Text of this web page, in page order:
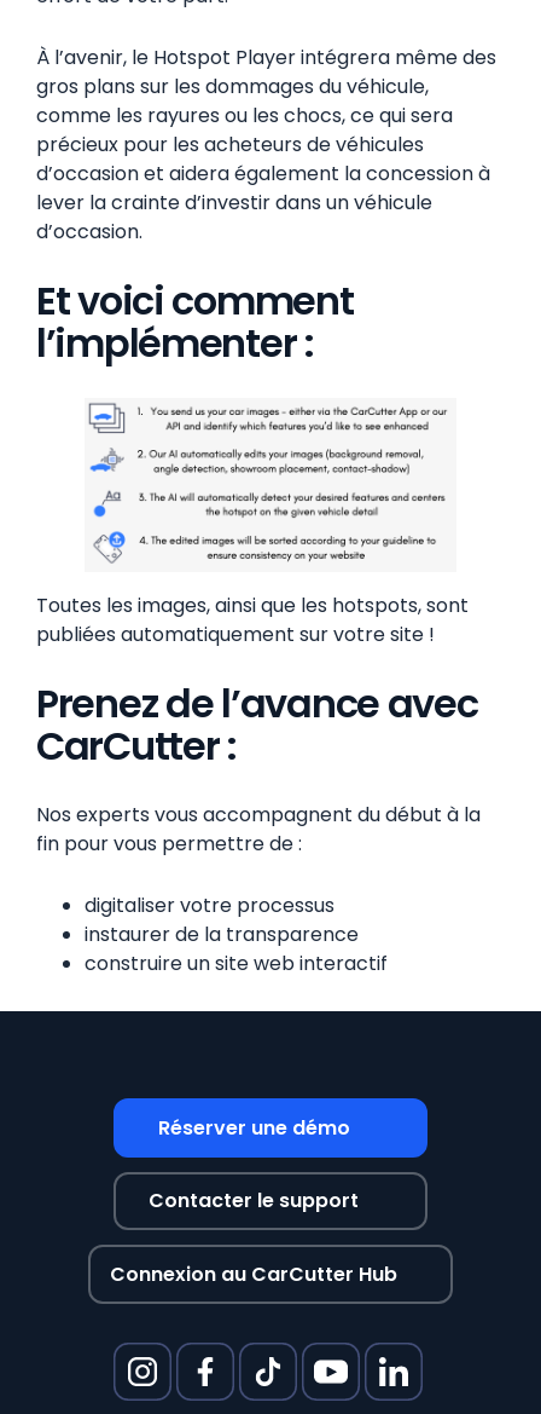
À l’avenir, le Hotspot Player intégrera même des
gros plans sur les dommages du véhicule,
comme les rayures ou les chocs, ce qui sera
précieux pour les acheteurs de véhicules
d’occasion et aidera également la concession à
lever la crainte d’investir dans un véhicule
d’occasion.
Et voici comment
l’implémenter :
Toutes les images, ainsi que les hotspots, sont
publiées automatiquement sur votre site !
Prenez de l’avance avec
CarCutter :
Nos experts vous accompagnent du début à la
fin pour vous permettre de :
digitaliser votre processus
instaurer de la transparence
construire un site web interactif
Réserver une démo
Contacter le support
Connexion au CarCutter Hub